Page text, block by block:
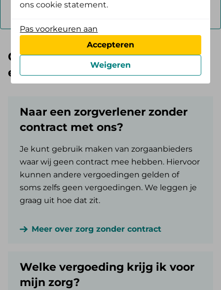
Goed om te weten als je naar
een zorgverlener gaat
Naar een zorgverlener zonder
contract met ons?
Je kunt gebruik maken van zorgaanbieders
waar wij geen contract mee hebben. Hiervoor
kunnen andere vergoedingen gelden of
soms zelfs geen vergoedingen. We leggen je
graag uit hoe dat zit.
Meer over zorg zonder contract
Welke vergoeding krijg ik voor
mijn zorg?
ons cookie statement.
Pas voorkeuren aan
Accepteren
Weigeren